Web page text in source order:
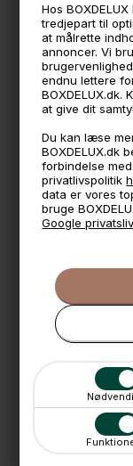
Hos
tredjepart til
at målrette
annoncer. Vi
endnu lettere
at give dit
Du kan læse
BOXDELUX.dk
forbindelse
privatlivspolitik
data er vores
bruge
Google
BPA fri
Måler
16,5 x 12,5 cm.
6,5 cm. høj
Indhold: 800 ml.
*Tåler fryser,
- Produceret i
- Dette produkt
biobaserede
🧺 Kan du lægge
🌟 4,9 med over
📦 Fragtfri v. køb
📱 Kundeservice
Kundeservice